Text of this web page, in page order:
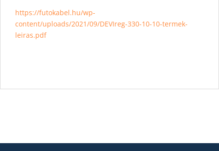
https://futokabel.hu/wp-
content/uploads/2021/09/DEVIreg-330-10-10-termek-
leiras.pdf